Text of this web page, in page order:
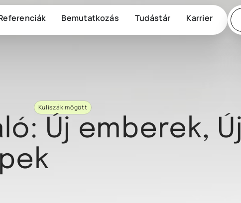
Bemutatkozás Tudástár Karrier
Kuliszák mögött
Új emberek, Új